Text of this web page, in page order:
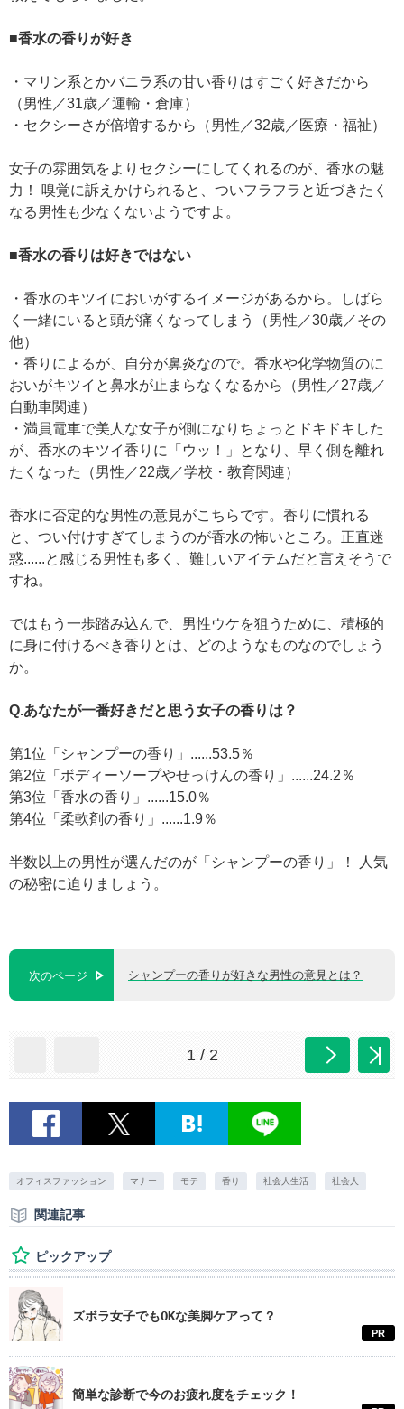
■香水の香りが好き
・マリン系とかバニラ系の甘い香りはすごく好きだから
（男性／31歳／運輸・倉庫）
・セクシーさが倍増するから（男性／32歳／医療・福祉）
女子の雰囲気をよりセクシーにしてくれるのが、香水の魅
力！ 嗅覚に訴えかけられると、ついフラフラと近づきたく
なる男性も少なくないようですよ。
■香水の香りは好きではない
・香水のキツイにおいがするイメージがあるから。しばら
く一緒にいると頭が痛くなってしまう（男性／30歳／その
他）
・香りによるが、自分が鼻炎なので。香水や化学物質のに
おいがキツイと鼻水が止まらなくなるから（男性／27歳／
自動車関連）
・満員電車で美人な女子が側になりちょっとドキドキした
が、香水のキツイ香りに「ウッ！」となり、早く側を離れ
たくなった（男性／22歳／学校・教育関連）
香水に否定的な男性の意見がこちらです。香りに慣れる
と、つい付けすぎてしまうのが香水の怖いところ。正直迷
惑......と感じる男性も多く、難しいアイテムだと言えそうで
すね。
ではもう一歩踏み込んで、男性ウケを狙うために、積極的
に身に付けるべき香りとは、どのようなものなのでしょう
か。
Q.あなたが一番好きだと思う女子の香りは？
第1位「シャンプーの香り」......53.5％
第2位「ボディーソープやせっけんの香り」......24.2％
第3位「香水の香り」......15.0％
第4位「柔軟剤の香り」......1.9％
半数以上の男性が選んだのが「シャンプーの香り」！ 人気
の秘密に迫りましょう。
次のページ シャンプーの香りが好きな男性の意見とは？
1 / 2
オフィスファッション マナー モテ 香り 社会人生活 社会人
関連記事
ピックアップ
ズボラ女子でもOKな美脚ケアって？
PR
簡単な診断で今のお疲れ度をチェック！